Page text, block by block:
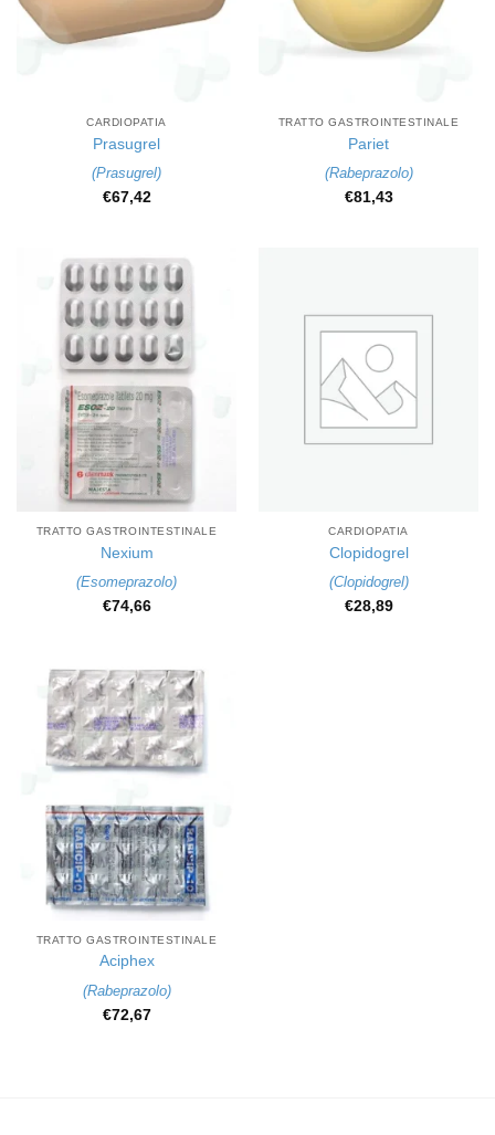
CARDIOPATIA
Prasugrel
(Prasugrel)
€67,42
TRATTO GASTROINTESTINALE
Pariet
(Rabeprazolo)
€81,43
TRATTO GASTROINTESTINALE
Nexium
(Esomeprazolo)
€74,66
CARDIOPATIA
Clopidogrel
(Clopidogrel)
€28,89
TRATTO GASTROINTESTINALE
Aciphex
(Rabeprazolo)
€72,67